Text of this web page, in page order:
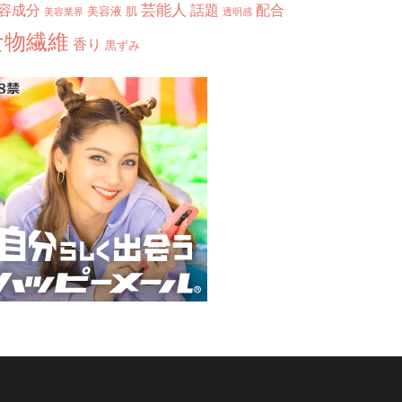
成分 美容業界 美容液 肌 芸能人 話題 透明感 配合
繊維 香り 黒ずみ